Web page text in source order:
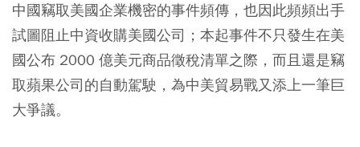
中國竊取美國企業機密的事件頻傳，也因此頻頻出手
試圖阻止中資收購美國公司；本起事件不只發生在美
國公布 2000 億美元商品徵稅清單之際，而且還是竊
取蘋果公司的自動駕駛，為中美貿易戰又添上一筆巨
大爭議。